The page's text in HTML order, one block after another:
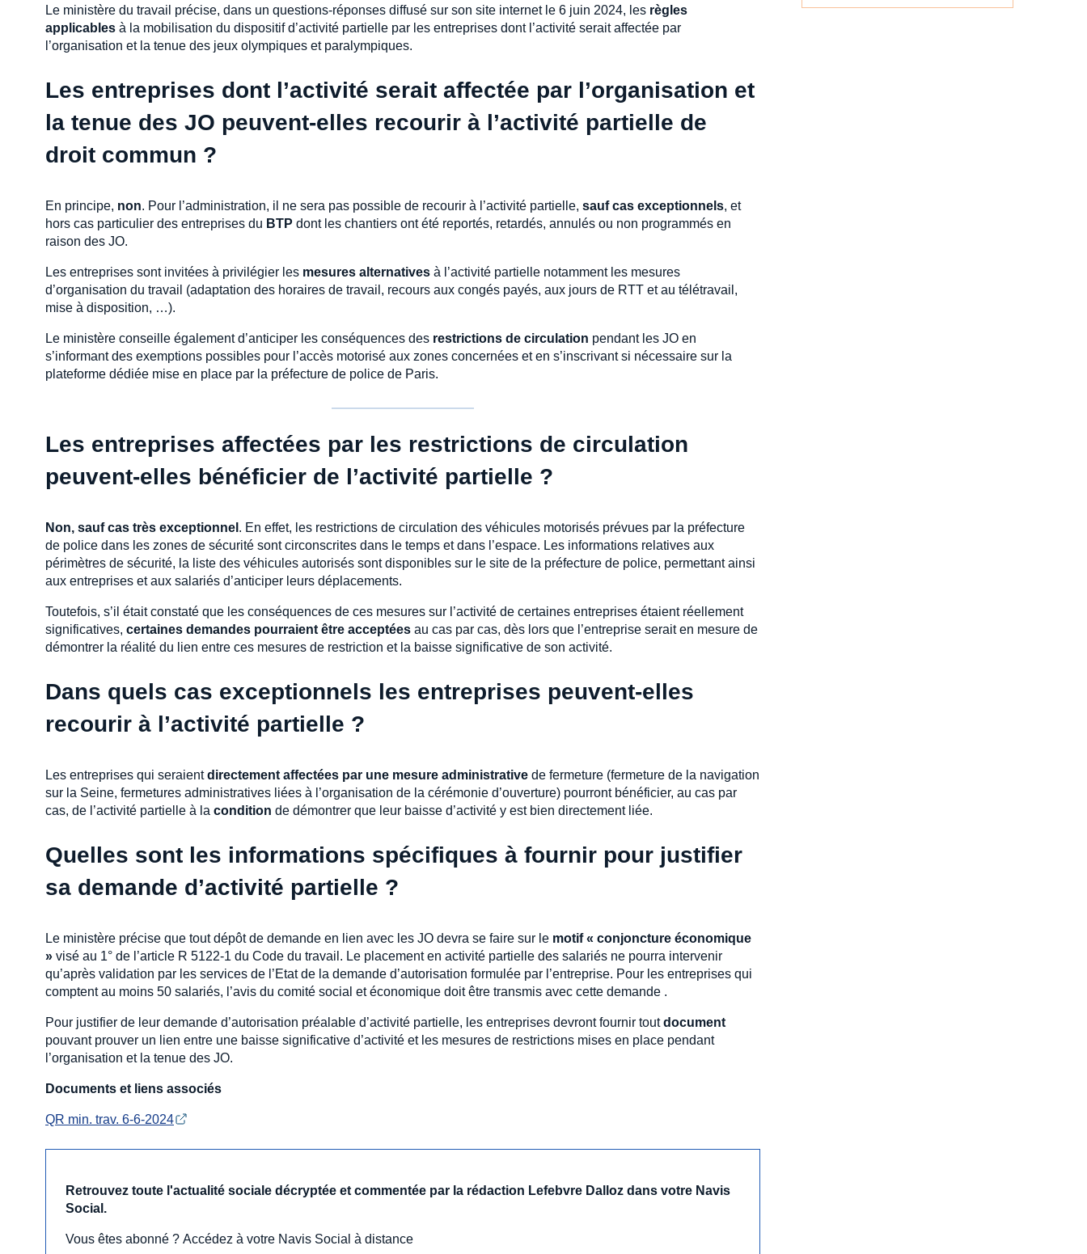
Le ministère du travail précise, dans un questions-réponses diffusé sur son site internet le 6 juin 2024, les règles
applicables à la mobilisation du dispositif d’activité partielle par les entreprises dont l’activité serait affectée par
l’organisation et la tenue des jeux olympiques et paralympiques.
Les entreprises dont l’activité serait affectée par l’organisation et
la tenue des JO peuvent-elles recourir à l’activité partielle de
droit commun ?
En principe, non. Pour l’administration, il ne sera pas possible de recourir à l’activité partielle, sauf cas exceptionnels, et
hors cas particulier des entreprises du BTP dont les chantiers ont été reportés, retardés, annulés ou non programmés en
raison des JO.
Les entreprises sont invitées à privilégier les mesures alternatives à l’activité partielle notamment les mesures
d’organisation du travail (adaptation des horaires de travail, recours aux congés payés, aux jours de RTT et au télétravail,
mise à disposition, …).
Le ministère conseille également d’anticiper les conséquences des restrictions de circulation pendant les JO en
s’informant des exemptions possibles pour l’accès motorisé aux zones concernées et en s’inscrivant si nécessaire sur la
plateforme dédiée mise en place par la préfecture de police de Paris.
Les entreprises affectées par les restrictions de circulation
peuvent-elles bénéficier de l’activité partielle ?
Non, sauf cas très exceptionnel . En effet, les restrictions de circulation des véhicules motorisés prévues par la préfecture
de police dans les zones de sécurité sont circonscrites dans le temps et dans l’espace. Les informations relatives aux
périmètres de sécurité, la liste des véhicules autorisés sont disponibles sur le site de la préfecture de police, permettant ainsi
aux entreprises et aux salariés d’anticiper leurs déplacements.
Toutefois, s’il était constaté que les conséquences de ces mesures sur l’activité de certaines entreprises étaient réellement
significatives, certaines demandes pourraient être acceptées au cas par cas, dès lors que l’entreprise serait en mesure de
démontrer la réalité du lien entre ces mesures de restriction et la baisse significative de son activité.
Dans quels cas exceptionnels les entreprises peuvent-elles
recourir à l’activité partielle ?
Les entreprises qui seraientdirectement affectées par une mesure administrative de fermeture (fermeture de la navigation
sur la Seine, fermetures administratives liées à l’organisation de la cérémonie d’ouverture) pourront bénéficier, au cas par
cas, de l’activité partielle à la condition de démontrer que leur baisse d’activité y est bien directement liée.
Quelles sont les informations spécifiques à fournir pour justifier
sa demande d’activité partielle ?
Le ministère précise que tout dépôt de demande en lien avec les JO devra se faire sur le motif « conjoncture économique
» visé au 1° de l’article R 5122-1 du Code du travail. Le placement en activité partielle des salariés ne pourra intervenir
qu’après validation par les services de l’Etat de la demande d’autorisation formulée par l’entreprise. Pour les entreprises qui
comptent au moins 50 salariés, l’avis du comité social et économique doit être transmis avec cette demande .
Pour justifier de leur demande d’autorisation préalable d’activité partielle, les entreprises devront fournir toutdocument
pouvant prouver un lien entre une baisse significative d’activité et les mesures de restrictions mises en place pendant
l’organisation et la tenue des JO.
Documents et liens associés
QR min. trav. 6-6-2024
Retrouvez toute l'actualité sociale décryptée et commentée par la rédaction Lefebvre Dalloz dans votre Navis
Social.
Vous êtes abonné ? Accédez à votre Navis Social à distance